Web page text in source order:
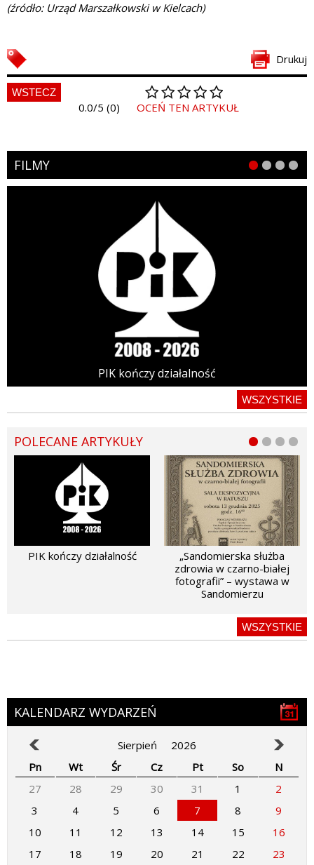
(źródło: Urząd Marszałkowski w Kielcach)
Drukuj
WSTECZ
0.0/5 (0) OCEŃ TEN ARTYKUŁ
FILMY
PIK kończy działalność
WSZYSTKIE
POLECANE ARTYKUŁY
PIK kończy działalność
„Sandomierska służba
zdrowia w czarno-białej
fotografii” – wystawa w
Sandomierzu
WSZYSTKIE
KALENDARZ WYDARZEŃ
Sierpień
2026
Pn
Wt Śr Cz Pt So
N
27
28 29 30 31 1
2
3
4 5 6 7 8
9
10
11 12 13 14 15
16
17
18 19 20 21 22
23